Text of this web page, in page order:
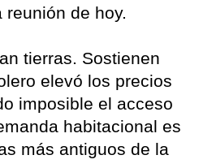
de hoy.
tierras. Sostienen
elevó los precios
imposible el acceso
habitacional es
más antiguos de la